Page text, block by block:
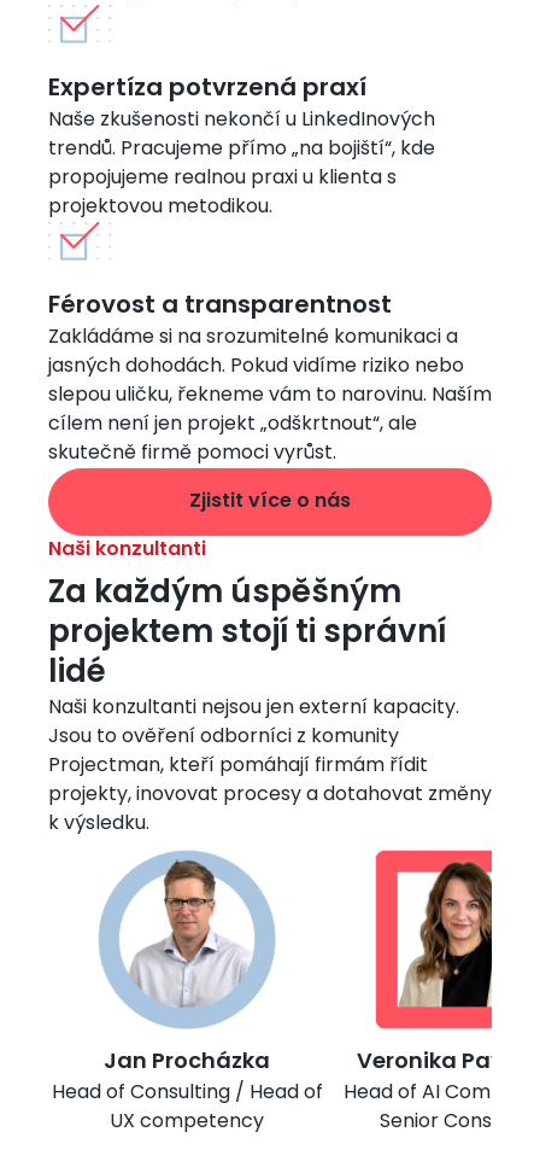
Obrázek
Expertíza potvrzená praxí
Naše zkušenosti nekončí u LinkedInových
trendů. Pracujeme přímo „na bojiští“, kde
propojujeme realnou praxi u klienta s
projektovou metodikou.
Obrázek
Férovost a transparentnost
Zakládáme si na srozumitelné komunikaci a
jasných dohodách. Pokud vidíme riziko nebo
slepou uličku, řekneme vám to narovinu. Naším
cílem není jen projekt „odškrtnout“, ale
skutečně firmě pomoci vyrůst.
Zjistit více o nás
Naši konzultanti
Za každým úspěšným
projektem stojí ti správní
lidé
Naši konzultanti nejsou jen externí kapacity.
Jsou to ověření odborníci z komunity
Projectman, kteří pomáhají firmám řídit
projekty, inovovat procesy a dotahovat změny
k výsledku.
Jan Procházka
Head of Consulting / Head of
UX competency
Obrázek
Veronika
Head of AI
Senior